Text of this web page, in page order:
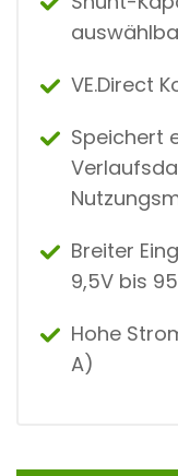
VE.Direct
Speichert
Breiter
9,5V bis
Hohe
A)